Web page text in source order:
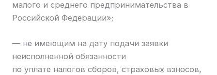
малого и среднего предпринимательства в
Российской Федерации»;
— не имеющим на дату подачи заявки
неисполненной обязанности
по уплате налогов сборов, страховых взносов,